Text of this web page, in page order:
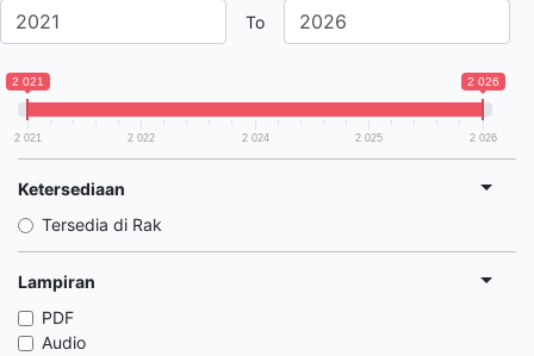
To
2 021 2 026
2 021 2 022 2 024 2 025 2 026
Ketersediaan
Tersedia di Rak
Lampiran
PDF
Audio